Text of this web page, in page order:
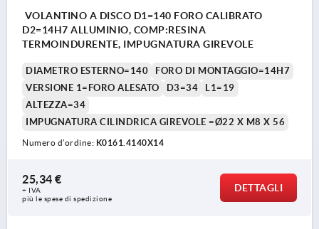
VOLANTINO A DISCO D1=140 FORO CALIBRATO
D2=14H7 ALLUMINIO, COMP:RESINA
TERMOINDURENTE, IMPUGNATURA GIREVOLE
DIAMETRO ESTERNO=140
FORO DI MONTAGGIO=14H7
VERSIONE 1=FORO ALESATO
D3=34
L1=19
ALTEZZA=34
IMPUGNATURA CILINDRICA GIREVOLE =Ø22 X M8 X 56
Numero d’ordine: K0161.4140X14
25,34 €
+ IVA
più le spese di spedizione
DETTAGLI